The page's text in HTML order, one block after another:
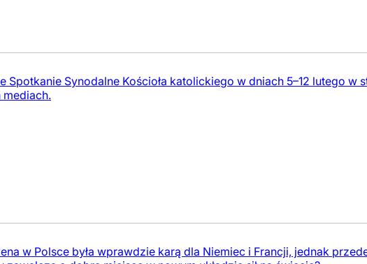
Spotkanie Synodalne Kościoła katolickiego w dniach 5–12 lutego w
w Polsce była wprawdzie karą dla Niemiec i Francji, jednak